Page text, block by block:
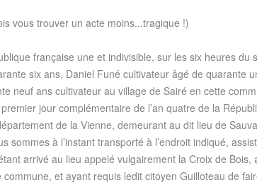
vous trouver un acte moins...tragique !)
française une et indivisible, sur les six heures
six ans, Daniel Funé cultivateur âgé de quarante
neuf ans cultivateur au village de Sairé en cette
jour complémentaire de l’an quatre de la
de la Vienne, demeurant au dit lieu de
sommes à l’instant transporté à l’endroit indiqué,
arrivé au lieu appelé vulgairement la Croix de
et ayant requis ledit citoyen Guilloteau de